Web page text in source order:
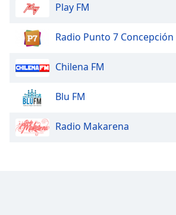
Background
Color
Area
Play FM
Radio Punto 7 Concepción
Chilena FM
Blu FM
Radio Makarena